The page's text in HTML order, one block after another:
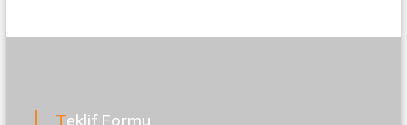
Teklif Formu